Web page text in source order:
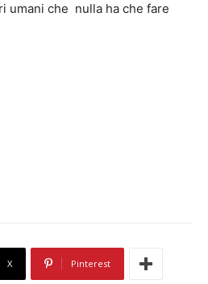
umani che nulla ha che fare
X Pinterest